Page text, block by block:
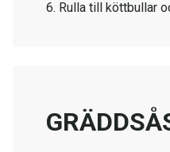
6. Rulla till köttbullar